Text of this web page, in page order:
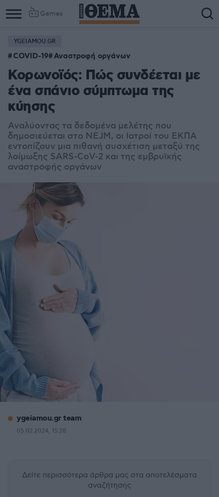
Games
YGEIAMOU.GR
COVID-19 Αναστροφή οργάνων
Koρωνοϊός: Πώς συνδέεται με
ένα σπάνιο σύμπτωμα της
κύησης
Αναλύοντας τα δεδομένα μελέτης που
δημοσιεύεται στο NEJM, οι Ιατροί του ΕΚΠΑ
εντοπίζουν μια πιθανή συσχέτιση μεταξύ της
λοίμωξης SARS-CoV-2 και της εμβρυϊκής
αναστροφής οργάνων
ygeiamou.gr team
05.02.2024, 15:28
Δείτε περισσότερα άρθρα μας στα αποτελέσματα
αναζήτησης